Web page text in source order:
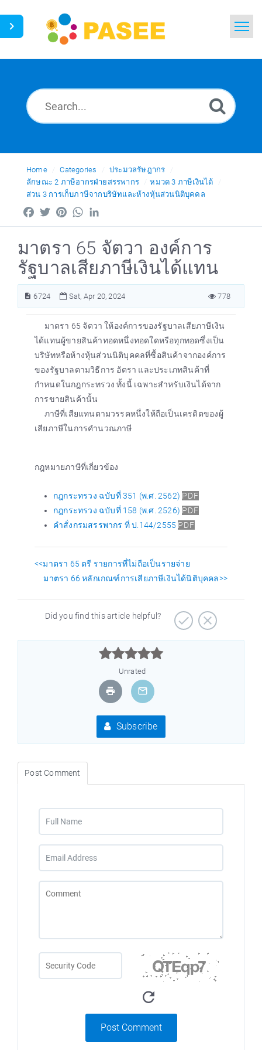
News
Ask a Question
Thai
Home Categories
ประมวลรัษฎากร
ลักษณะ 2 ภาษีอากรฝ่ายสรรพากร
หมวด 3 ภาษีเงินได้
ส่วน 3 การเก็บภาษีจากบริษัทและห้างหุ้นส่วนนิติบุคคล
FacebookTwitterPinterestWhatsApp
มาตรา 65 จัตวา องค์การ
รัฐบาลเสียภาษีเงินได้แทน
6724 Sat, Apr 20, 2024 778
มาตรา 65 จัตวา ให้องค์การของรัฐบาลเสียภาษีเงิน
ได้แทนผู้ขายสินค้าทอดหนึ่งทอดใดหรือทุกทอดซึ่งเป็น
บริษัทหรือห้างหุ้นส่วนนิติบุคคลที่ซื้อสินค้าจากองค์การ
ของรัฐบาลตามวิธีการ อัตรา และประเภทสินค้าที่
กำหนดในกฎกระทรวง ทั้งนี้ เฉพาะสำหรับเงินได้จาก
การขายสินค้านั้น
ภาษีที่เสียแทนตามวรรคหนึ่งให้ถือเป็นเครดิตของผู้
เสียภาษีในการคำนวณภาษี
กฎหมายภาษีที่เกี่ยวข้อง
กฎกระทรวง ฉบับที่ 351 (พ.ศ. 2562) PDF
กฎกระทรวง ฉบับที่ 158 (พ.ศ. 2526) PDF
คำสั่งกรมสรรพากร ที่ ป.144/2555 PDF
<<มาตรา 65 ตรี รายการที่ไม่ถือเป็นรายจ่าย
มาตรา 66 หลักเกณฑ์การเสียภาษีเงินได้นิติบุคคล>>
Did you find this article helpful?



Unrated
Subscribe
Post Comment
Post Comment